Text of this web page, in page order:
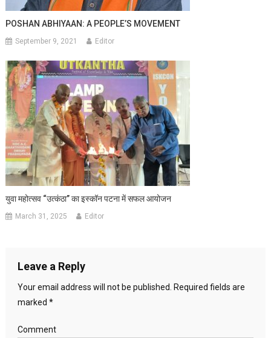
POSHAN ABHIYAAN: A PEOPLE’S MOVEMENT
September 9, 2021 Editor
युवा महोत्सव “उत्कंठा” का इस्कॉन पटना में सफल आयोजन
March 31, 2025 Editor
Leave a Reply
Your email address will not be published.
Required fields are
marked *
Comment